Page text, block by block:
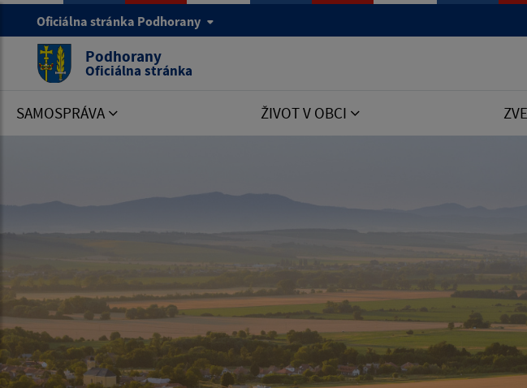
Oficiálna stránka Podhorany
Podhorany
Oficiálna stránka
SAMOSPRÁVA ŽIVOT V OBCI